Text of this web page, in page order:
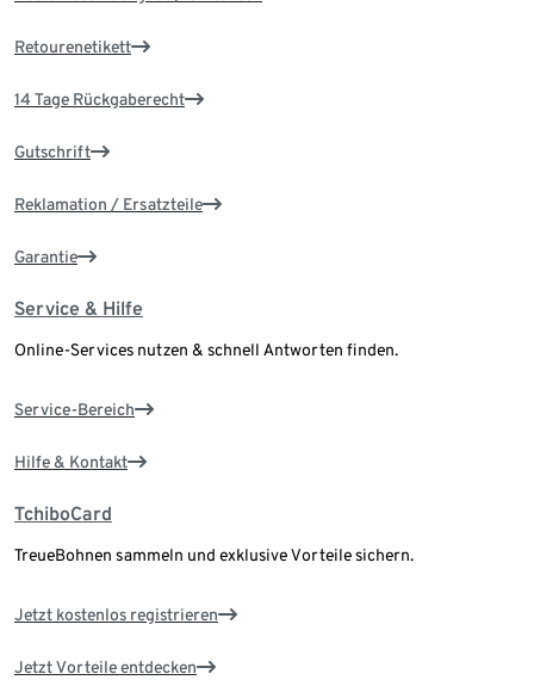
Retourenetikett
14 Tage Rückgaberecht
Gutschrift
Reklamation / Ersatzteile
Garantie
Service & Hilfe
Online-Services nutzen & schnell Antworten finden.
Service-Bereich
Hilfe & Kontakt
TchiboCard
TreueBohnen sammeln und exklusive Vorteile sichern.
Jetzt kostenlos registrieren
Jetzt Vorteile entdecken